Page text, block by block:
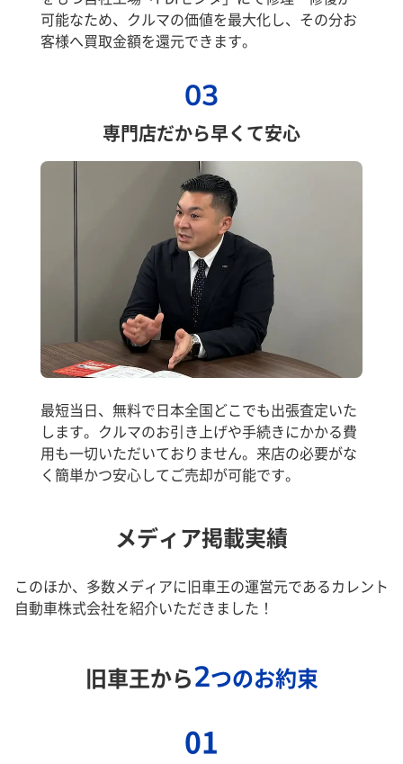
可能なため、クルマの価値を最大化し、その分お
客様へ買取金額を還元できます。
03
専門店だから早くて安心
最短当日、無料で日本全国どこでも出張査定いた
します。クルマのお引き上げや手続きにかかる費
用も一切いただいておりません。来店の必要がな
く簡単かつ安心してご売却が可能です。
メディア掲載実績
このほか、多数メディアに旧車王の運営元であるカレント
自動車株式会社を紹介いただきました！
旧車王から2つのお約束
01